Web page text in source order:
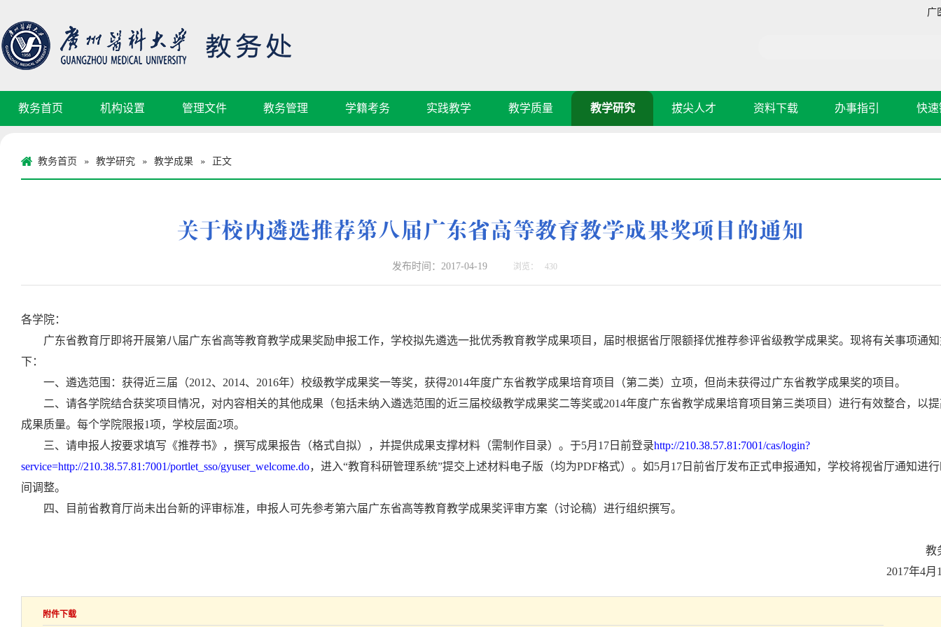
广
教务首页 机构设置 管理文件 教务管理 学籍考务 实践教学 教学质量 教学研究 拔尖人才 资料下载 办事指引 快
教务首页 » 教学研究 » 教学成果 » 正文
关于校内遴选推荐第八届广东省高等教育教学成果奖项目的通知
发布时间：2017-04-19 浏览： 430
各学院：
广东省教育厅即将开展第八届广东省高等教育教学成果奖励申报工作，学校拟先遴选一批优秀教育教学成果项目，届时根据省厅限额择优推荐参评省级教学成果奖。现将有关事项通
下：
一、遴选范围：获得近三届（2012、 2014、 2016年）校级教学成果奖一等奖，获得2014年度广东省教学成果培育项目（第二类）立项，但尚未获得过广东省教学成果奖的项目。
二、请各学院结合获奖项目情况，对内容相关的其他成果（包括未纳入遴选范围的近三届校级教学成果奖二等奖或2014年度广东省教学成果培育项目第三类项目）进行有效整合，以
成果质量。每个学院限报1项，学校层面2项。
三、请申报人按要求填写《推荐书》，撰写成果报告（格式自拟），并提供成果支撑材料（需制作目录）。于5月 17 日前登录http://210.38.57.81:7001/cas/login?
service=http://210.38.57.81:7001/portlet_sso/gyuser_welcome.do，进入“教育科研管理系统”提交上述材料电子版（均为PDF格式）。如5月 17 日前省厅发布正式申报通知，学校将视省厅通知进
间调整。
四、目前省教育厅尚未出台新的评审标准，申报人可先参考第六届广东省高等教育教学成果奖评审方案（讨论稿）进行组织撰写。
教
2017年4月
附件下载